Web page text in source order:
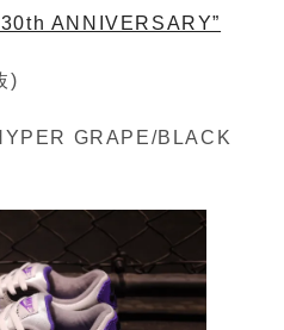
ANNIVERSARY”
)
GRAPE/BLACK